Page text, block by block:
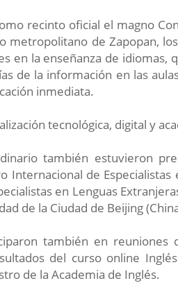
recinto oficial el magno
metropolitano de Zapopan,
en la enseñanza de
de la información en las
inmediata.
tecnológica, digital y
también estuvieron
Internacional de
en Lenguas
de la Ciudad de Beijing
también en
del curso online
de la Academia de Inglés.